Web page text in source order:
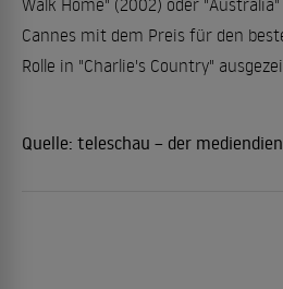
Cannes mit dem Preis für den
Rolle in "Charlie's Country"
Quelle: teleschau – der